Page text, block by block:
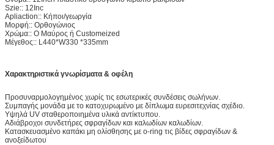
Szie:: 12Inc
Apliaction:: Κήποι/γεωργία
Μορφή:: Ορθογώνιος
Χρώμα:: Ο Μαύρος ή Customeized
Μέγεθος:: L440*W330 *335mm
Χαρακτηριστικά γνωρίσματα & οφέλη
Προσυναρμολογημένος χωρίς τις εσωτερικές συνδέσεις σωλήνων.
Συμπαγής μονάδα με το κατοχυρωμένο με δίπλωμα ευρεσιτεχνίας σχέδιο.
Υψηλά UV σταθεροποιημένα υλικά αντίκτυπου.
Αδιάβροχοι συνδετήρες σφραγίδων και καλωδίων καλωδίων.
Κατασκευασμένο καπάκι μη ολίσθησης με o-ring τις βίδες σφραγίδων &
ανοξείδωτου